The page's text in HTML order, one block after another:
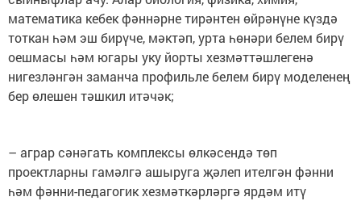
математика кебек фәннәрне тирәнтен өйрәнүне күздә
тоткан һәм эш бирүче, мәктәп, урта һөнәри белем бирү
оешмасы һәм югары уку йорты хезмәттәшлегенә
нигезләнгән заманча профильле белем бирү моделенең
бер өлешен тәшкил итәчәк;
– аграр сәнәгать комплексы өлкәсендә төп
проектларны гамәлгә ашыруга җәлеп ителгән фәнни
һәм фәнни-педагогик хезмәткәрләргә ярдәм итү